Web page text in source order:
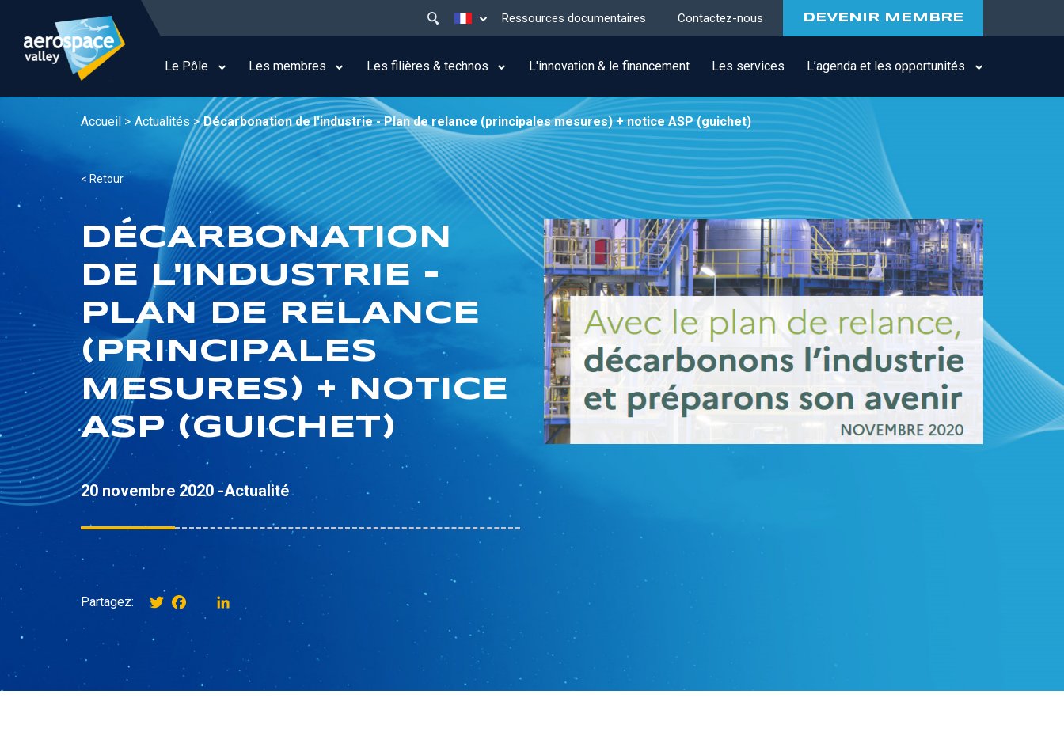
contenu
principal
Lister les actions supplémentaires
menu
top
Ressources documentaires Contactez-nous DEVENIR MEMBRE
navigation
Le Pôle Les membres Les filières & technos L'innovation & le financement Les services L’agenda et les opportunités
Accueil > Actualités > Décarbonation de l'industrie - Plan de relance (principales mesures) + notice ASP (guichet)
< Retour
DÉCARBONATION
DE L'INDUSTRIE -
PLAN DE RELANCE
(PRINCIPALES
MESURES) + NOTICE
ASP (GUICHET)
20 novembre 2020 -Actualité
Partagez: TwitterFacebookinstagram